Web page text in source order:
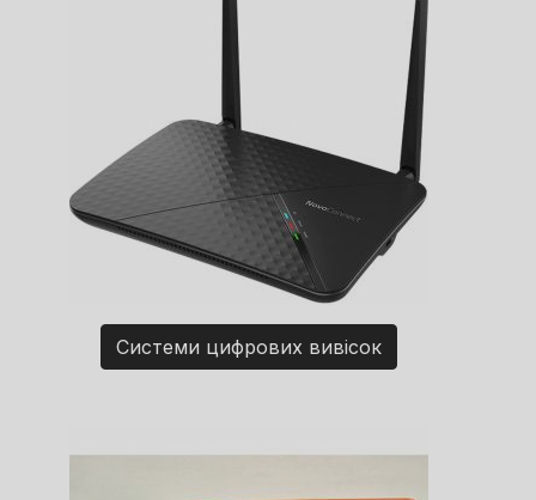
Системи цифрових вивісок